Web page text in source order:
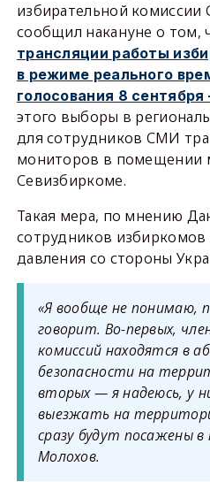
избирательной комиссии
сообщил накануне о том,
трансляции работы
в режиме реального
голосования 8
этого выборы в
для сотрудников СМИ
мониторов в помещении
Севизбиркоме.
Такая мера, по мнению
сотрудников
давления со стороны
«Я вообще не понимаю,
говорит. Во-первых,
комиссий находятся в
безопасности на
вторых — я надеюсь, у
выезжать на
сразу будут посажены
Молохов.